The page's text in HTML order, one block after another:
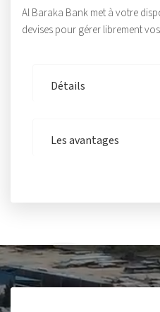
Al Baraka Bank met à votre
devises pour gérer librement
Détails
Les avantages